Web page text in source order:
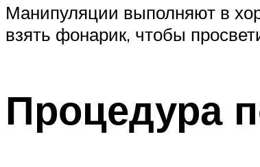
Манипуляции выполняют в
взять фонарик, чтобы
Процедура